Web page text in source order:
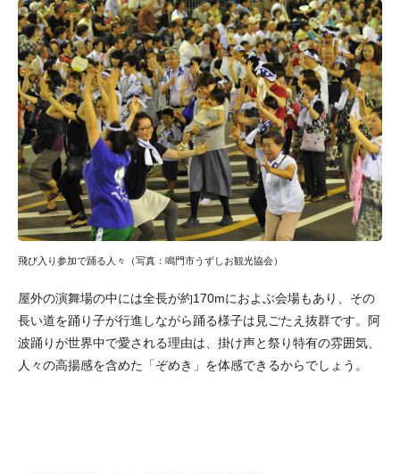
飛び入り参加で踊る人々（写真：鳴門市うずしお観光協会）
屋外の演舞場の中には全長が約170mにおよぶ会場もあり、その
長い道を踊り子が行進しながら踊る様子は見ごたえ抜群です。阿
波踊りが世界中で愛される理由は、掛け声と祭り特有の雰囲気、
人々の高揚感を含めた「ぞめき」を体感できるからでしょう。